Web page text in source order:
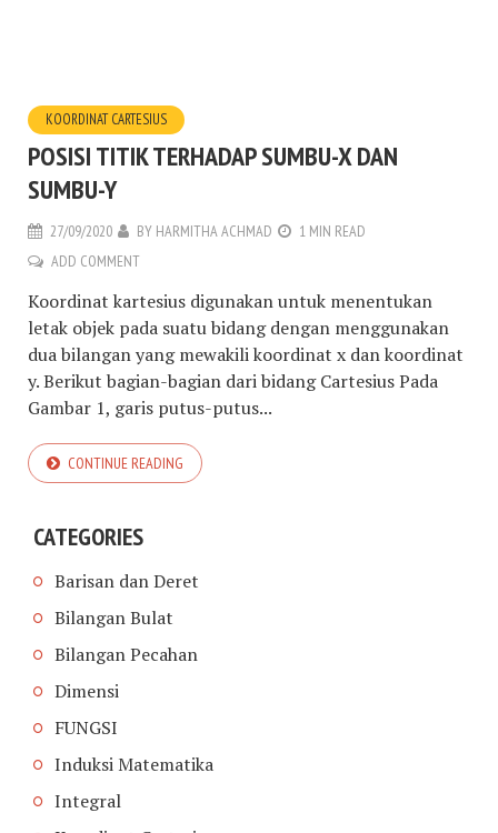
KOORDINAT CARTESIUS
POSISI TITIK TERHADAP SUMBU-X DAN
SUMBU-Y
27/09/2020 BY HARMITHA ACHMAD
1 MIN READ
ADD COMMENT
Koordinat kartesius digunakan untuk menentukan
letak objek pada suatu bidang dengan menggunakan
dua bilangan yang mewakili koordinat x dan koordinat
y. Berikut bagian-bagian dari bidang Cartesius Pada
Gambar 1, garis putus-putus...
CONTINUE READING
CATEGORIES
Barisan dan Deret
Bilangan Bulat
Bilangan Pecahan
Dimensi
FUNGSI
Induksi Matematika
Integral